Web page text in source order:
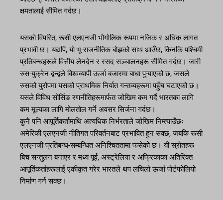
क्षमतालाई सीमित गर्दछ।
यसको विपरित, रूसी एलएनजी भौगोलिक रूपमा नजिक र अधिक लागत
प्रभावी छ। यद्यपि, यो भू-राजनीतिक बोझको साथ आउँछ, किनकि पश्चिमी
प्रतिबन्धहरूले वित्तीय लेनदेन र रसद सञ्चालनहरू सीमित गर्दछ। जारी
रुस-युक्रेन द्वन्द्वले विश्वव्यापी ऊर्जा बजारमा बाधा पुऱ्याएको छ, जसले
रुसको युरोपमा यसको प्राथमिक निर्यात गन्तव्यहरूमा पहुँच घटाएको छ।
यसले विविध सोर्सिङ रणनीतिहरूमार्फत जोखिम कम गर्दै भारतका लागि
कम मूल्यका लागि मोलतोल गर्ने अवसर सिर्जना गर्दछ।
कुनै पनि आपूर्तिकर्तामाथि अत्यधिक निर्भरताले जोखिम निम्त्याउँछः
अमेरिकी एलएनजी नीतिगत परिवर्तनबाट प्रभावित हुन सक्छ, जबकि रूसी
एलएनजी प्रतिबन्ध-सम्बन्धित अनिश्चिततामा फसेको छ। यी स्रोतहरू
बिच सन्तुलन बनाएर र मध्य पूर्व, अस्ट्रेलिया र अफ्रिकाका अतिरिक्त
आपूर्तिकर्ताहरूलाई एकीकृत गरेर भारतले थप लचिलो ऊर्जा पोर्टफोलियो
निर्माण गर्न सक्छ।